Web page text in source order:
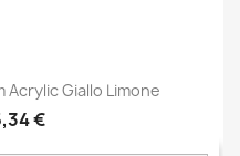
Acrylic Giallo Limone
€